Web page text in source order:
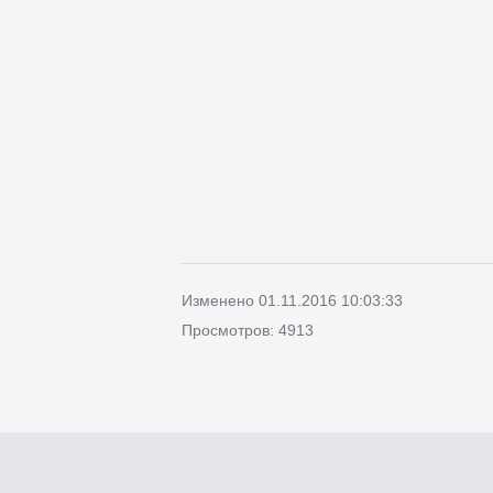
Изменено 01.11.2016 10:03:33
Просмотров: 4913